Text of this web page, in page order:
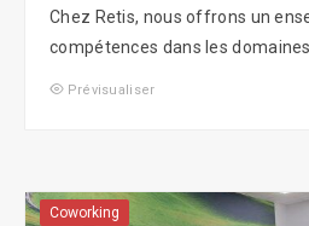
Chez Retis, nous offrons un
compétences dans les domaines
Prévisualiser
Coworking